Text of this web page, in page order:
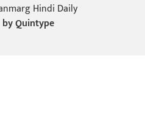
Hindi Daily
Quintype